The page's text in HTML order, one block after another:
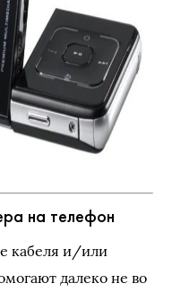
на телефон
кабеля и/или
далеко не во